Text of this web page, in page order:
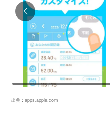
出典： apps.apple.com